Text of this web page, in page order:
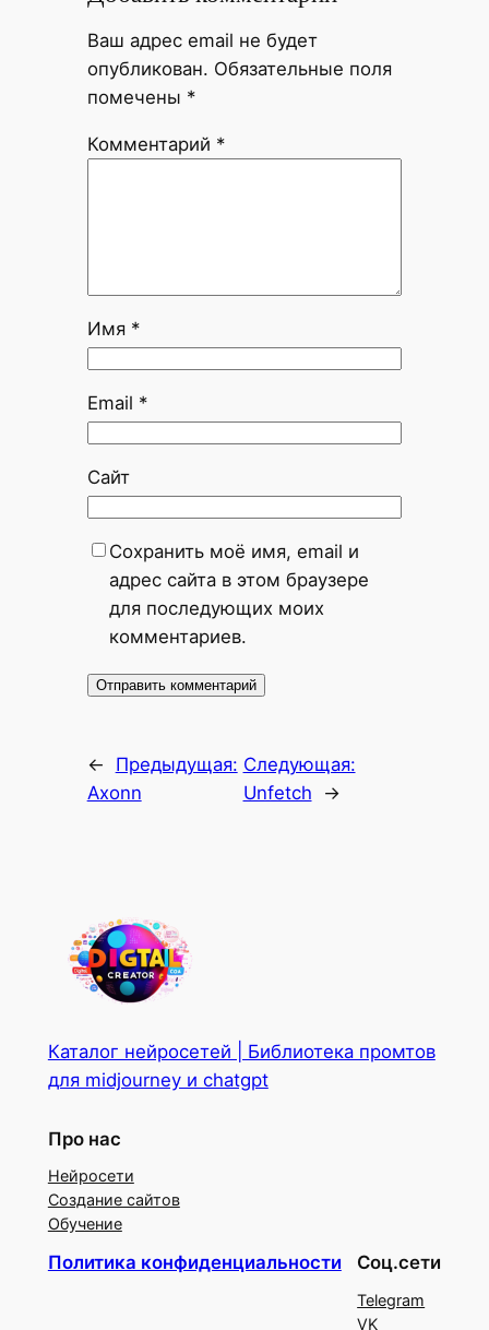
Ваш адрес email не будет
опубликован. Обязательные поля
помечены *
Комментарий *
Имя *
Email *
Сайт
Сохранить моё имя, email и
адрес сайта в этом браузере
для последующих моих
комментариев.
←
Предыдущая:
Axonn
Следующая:
Unfetch
→
Каталог нейросетей | Библиотека промтов
для midjourney и chatgpt
Про нас
Нейросети
Создание сайтов
Обучение
Политика конфиденциальности Соц.сети
Telegram
VK